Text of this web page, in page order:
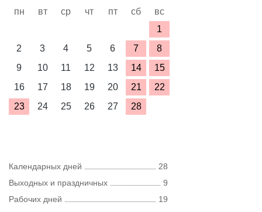
пн вт ср чт пт сб
вс
1
2
3 4 5 6 7
8
9
10 11 12 13 14
15
16
17 18 19 20 21
22
23
24 25 26 27 28
Календарных дней
28
Выходных и праздничных
9
Рабочих дней
19